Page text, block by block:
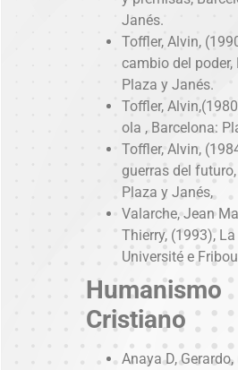
Janés.
Toffler, Alvin,
cambio del poder,
Plaza y Janés.
Toffler,
ola , Barcelona:
Toffler, Alvin,
guerras del
Plaza y Janés,
Valarche, Jean
Thierry, (1993),
Université e
Humanismo
Cristiano
Anaya D,